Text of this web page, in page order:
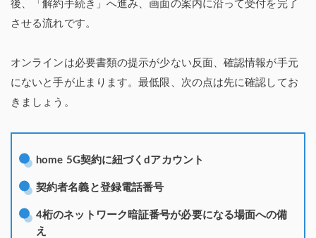
後、「解約手続き」へ進み、画面の案内に沿って受付を完了
させる流れです。
オンラインは必要書類の提示が少ない反面、確認情報が手元
にないと手が止まります。最低限、次の点は先に確認してお
きましょう。
home 5G契約に紐づくdアカウント
契約者名義と登録電話番号
4桁のネットワーク暗証番号が必要になる場面への備
え